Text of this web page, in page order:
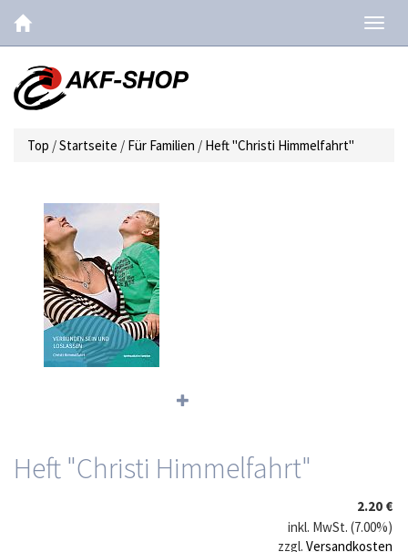
ein-/
Top /Startseite / Für Familien / Heft "Christi Himmelfahrt"
Heft "Christi Himmelfahrt"
2.20 €
inkl. MwSt. (7.00%)
zzgl. Versandkosten